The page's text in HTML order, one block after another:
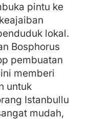
pintu ke
lokal.
Bosphorus
pembuatan
memberi
untuk
Istanbullu
mudah,